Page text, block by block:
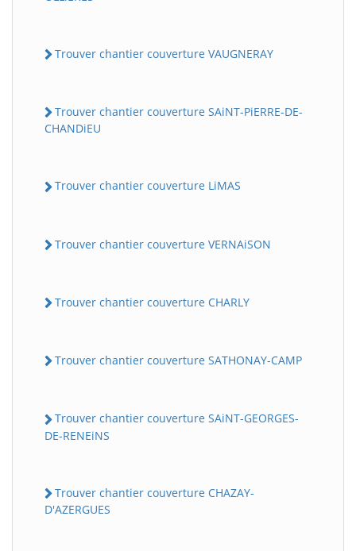
Trouver chantier couverture VAUGNERAY
Trouver chantier couverture SAiNT-PiERRE-DE-
CHANDiEU
Trouver chantier couverture LiMAS
Trouver chantier couverture VERNAiSON
Trouver chantier couverture CHARLY
Trouver chantier couverture SATHONAY-CAMP
Trouver chantier couverture SAiNT-GEORGES-
DE-RENEiNS
Trouver chantier couverture CHAZAY-
D'AZERGUES